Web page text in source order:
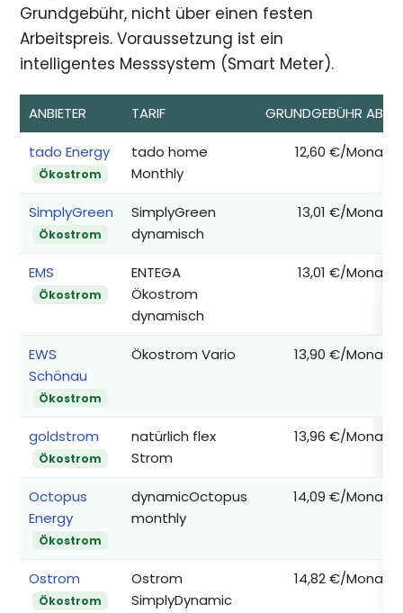
Grundgebühr, nicht über einen festen
Arbeitspreis. Voraussetzung ist ein
intelligentes Messsystem (Smart Meter).
ANBIETER TARIF GRUNDGEBÜHR AB*
tado Energy
Ökostrom
tado home
Monthly
12,60 €/Monat
SimplyGreen
Ökostrom
SimplyGreen
dynamisch
13,01 €/Monat
EMS
Ökostrom
ENTEGA
Ökostrom
dynamisch
13,01 €/Monat
EWS
Schönau
Ökostrom
Ökostrom Vario 13,90 €/Monat
goldstrom
Ökostrom
natürlich flex
Strom
13,96 €/Monat
Octopus
Energy
Ökostrom
dynamicOctopus
monthly
14,09 €/Monat
Ostrom
Ökostrom
Ostrom
SimplyDynamic
14,82 €/Monat